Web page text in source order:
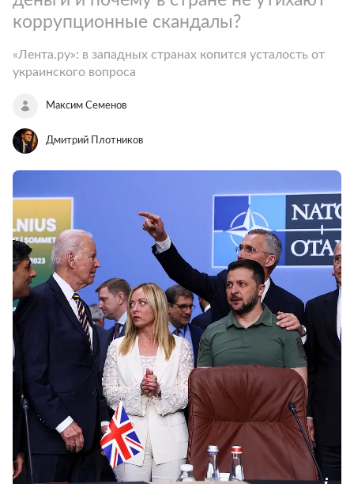
коррупционные скандалы?
«Лента.ру»: в западных странах копится усталость от
украинского вопроса
Максим Семенов
Дмитрий Плотников